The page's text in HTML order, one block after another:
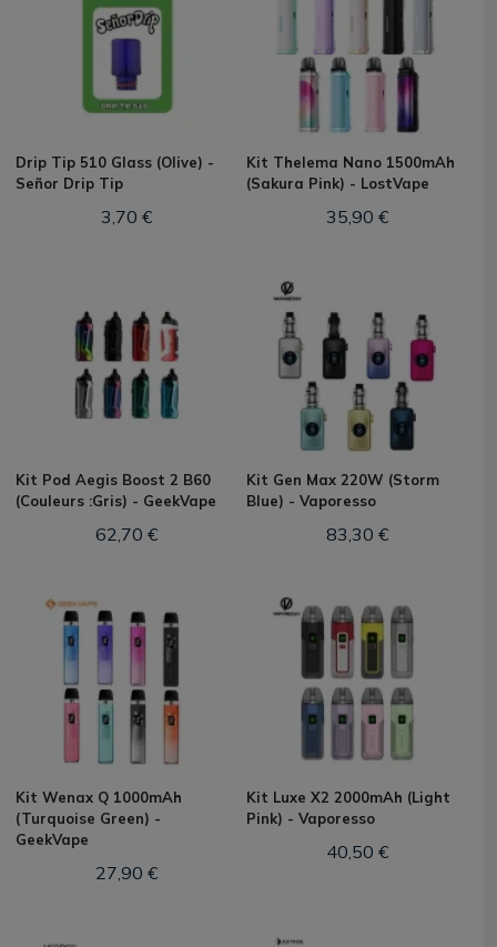
Drip Tip 510 Glass (Olive) -
Señor Drip Tip
3,70 €
Kit Thelema Nano 1500mAh
(Sakura Pink) - LostVape
35,90 €
Kit Pod Aegis Boost 2 B60
(Couleurs :Gris) - GeekVape
62,70 €
Kit Gen Max 220W (Storm
Blue) - Vaporesso
83,30 €
Kit Wenax Q 1000mAh
(Turquoise Green) -
GeekVape
27,90 €
Kit Luxe X2 2000mAh (Light
Pink) - Vaporesso
40,50 €